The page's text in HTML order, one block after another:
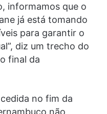
informamos que o
já está tomando
para garantir o
diz um trecho do
final da
no fim da
não